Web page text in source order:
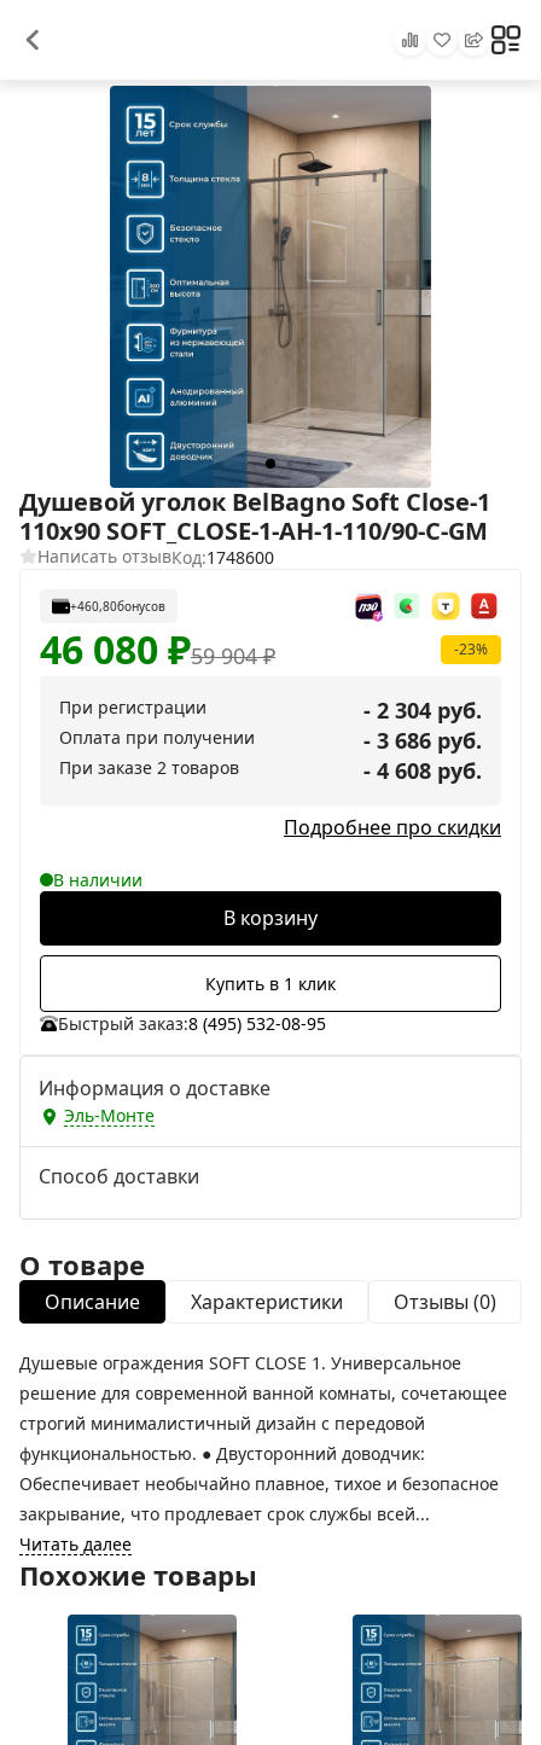
Душевой уголок BelBagno Soft Close-1
110x90 SOFT_CLOSE-1-AH-1-110/90-C-GM
Написать отзывКод:1748600
+460,80бонусов
59 904₽
46 080₽ -23%
При регистрации - 2 304 руб.
Оплата при получении - 3 686 руб.
При заказе 2 товаров - 4 608 руб.
Подробнее про скидки
В наличии
В корзину
Купить в 1 клик
Быстрый заказ:8 (495) 532-08-95
Информация о доставке
Эль-Монте
Способ доставки
О товаре
Описание Характеристики Отзывы (0)
Душевые ограждения SOFT CLOSE 1. Универсальное
решение для современной ванной комнаты, сочетающее
строгий минималистичный дизайн с передовой
функциональностью. ● Двусторонний доводчик:
Обеспечивает необычайно плавное, тихое и безопасное
закрывание, что продлевает срок службы всей...
Читать далее
Похожие товары